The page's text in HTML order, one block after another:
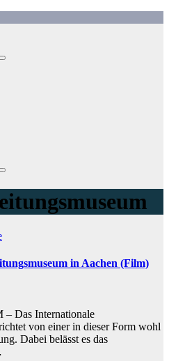
in Aachen (Film)
Das Internationale
von einer in dieser Form wohl
Dabei belässt es das